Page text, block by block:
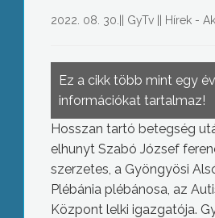
2022. 08. 30. GyTv|| Hírek -
Ez a cikk több mint egy
információkat tartalmaz!
Hosszan tartó betegség
elhunyt Szabó József
szerzetes, a Gyöngyösi
Plébánia plébánosa, az
Központ lelki igazgatója.